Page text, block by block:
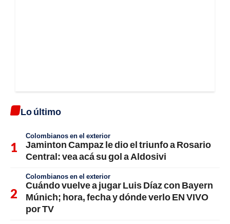
Lo último
Colombianos en el exterior
Jaminton Campaz le dio el triunfo a Rosario
Central: vea acá su gol a Aldosivi
Colombianos en el exterior
Cuándo vuelve a jugar Luis Díaz con Bayern
Múnich; hora, fecha y dónde verlo EN VIVO
por TV